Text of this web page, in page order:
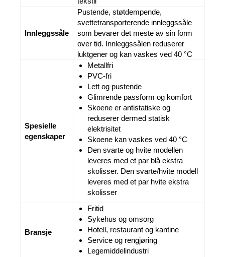
Innleggssåle
Pustende, støtdempende,
svettetransporterende innleggssåle
som bevarer det meste av sin form
over tid. Innleggssålen reduserer
luktgener og kan vaskes ved 40 °C
Spesielle
egenskaper
Metallfri
PVC-fri
Lett og pustende
Glimrende passform og komfort
Skoene er antistatiske og
reduserer dermed statisk
elektrisitet
Skoene kan vaskes ved 40 °C
Den svarte og hvite modellen
leveres med et par blå ekstra
skolisser. Den svarte/hvite modell
leveres med et par hvite ekstra
skolisser
Bransje
Fritid
Sykehus og omsorg
Hotell, restaurant og kantine
Service og rengjøring
Legemiddelindustri